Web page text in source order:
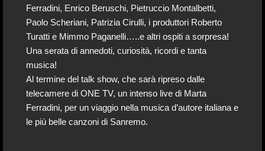
Ferradini, Enrico Beruschi, Pietruccio Montalbetti,
Paolo Scheriani, Patrizia Cirulli, i produttori Roberto
Turatti e Mimmo Paganelli…..e altri ospiti a sorpresa!
Una serata di annedoti, curiosità, ricordi e tanta
musica!
Al termine del talk show, che sarà ripreso dalle
telecamere di ONE TV, un intenso live di Marta
Ferradini, per un viaggio nella musica d’autore italiana e
le più belle canzoni di Sanremo.